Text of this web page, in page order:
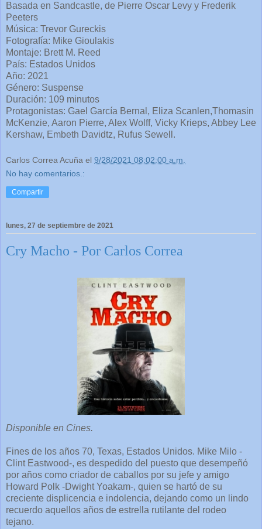
Basada en Sandcastle, de Pierre Oscar Levy y Frederik
Peeters
Música: Trevor Gureckis
Fotografía: Mike Gioulakis
Montaje: Brett M. Reed
País: Estados Unidos
Año: 2021
Género: Suspense
Duración: 109 minutos
Protagonistas: Gael García Bernal, Eliza Scanlen,Thomasin
McKenzie, Aaron Pierre, Alex Wolff, Vicky Krieps, Abbey Lee
Kershaw, Embeth Davidtz, Rufus Sewell.
Carlos Correa Acuña el 9/28/2021 08:02:00 a.m.
No hay comentarios.:
Compartir
lunes, 27 de septiembre de 2021
Cry Macho - Por Carlos Correa
Disponible en Cines.
Fines de los años 70, Texas, Estados Unidos. Mike Milo -
Clint Eastwood-, es despedido del puesto que desempeñó
por años como criador de caballos por su jefe y amigo
Howard Polk -Dwight Yoakam-, quien se hartó de su
creciente displicencia e indolencia, dejando como un lindo
recuerdo aquellos años de estrella rutilante del rodeo
tejano.